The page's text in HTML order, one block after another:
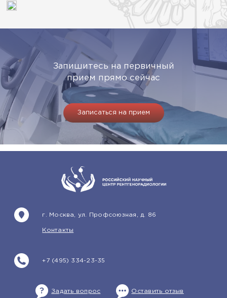
Запишитесь на первичный
прием прямо сейчас
Записаться на прием
+7 (495) 334-23-35
г. Москва, ул. Профсоюзная, д. 86
Контакты
Задать вопрос Оставить отзыв